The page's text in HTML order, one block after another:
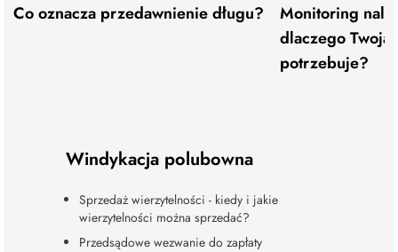
Co oznacza przedawnienie długu?
Monitoring
dlaczego Twoja
potrzebuje?
Windykacja polubowna
Sprzedaż wierzytelności - kiedy i jakie
wierzytelności można sprzedać?
Przedsądowe wezwanie do zapłaty